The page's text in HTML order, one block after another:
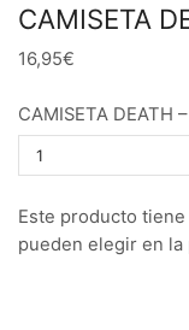
CAMISETA
16,95€
CAMISETA DEATH
Este producto
pueden elegir en